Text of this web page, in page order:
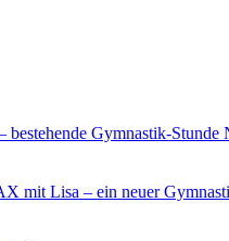
Gymnastik-
mit Lisa – ein neuer